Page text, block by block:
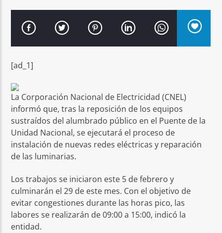
[ad_1]
La Corporación Nacional de Electricidad (CNEL)
informó que, tras la reposición de los equipos
sustraídos del alumbrado público en el Puente de la
Unidad Nacional, se ejecutará el proceso de
instalación de nuevas redes eléctricas y reparación
de las luminarias.
Los trabajos se iniciaron este 5 de febrero y
culminarán el 29 de este mes. Con el objetivo de
evitar congestiones durante las horas pico, las
labores se realizarán de 09:00 a 15:00, indicó la
entidad.